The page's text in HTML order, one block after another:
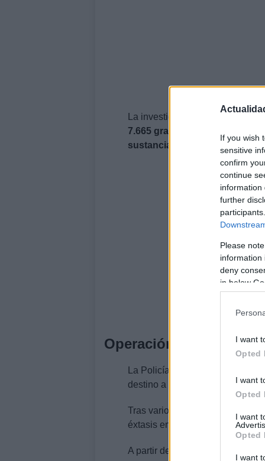
If you wish
sensitive
confirm
continue
information
further
Please
information
deny
in below
I want
Opted
I want
Opted
I want
Opted
I want
La investigación ha culminado
7.665 gramos de MDMA, 574
sustancias de corte.
Operación antidrogas
La Policía Judicial de Barajas
destino a Colombia que
Tras varios análisis,
éxtasis en las ruedas de los
A partir de este momento se